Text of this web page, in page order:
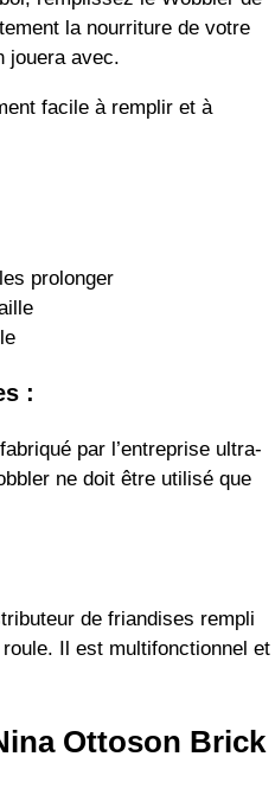
:
par l’entreprise ultra-
ne doit être utilisé que
de friandises rempli
Il est multifonctionnel et
Ottoson Brick
votre chien ! Il nécessite
à ses caractéristiques
dont il a besoin. Il dispose
(ou briques) où vous
ou croquettes pour